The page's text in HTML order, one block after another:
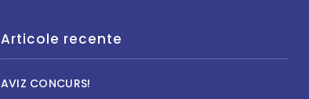
Articole recente
AVIZ CONCURS!